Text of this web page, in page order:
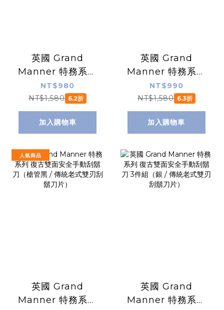
英國 Grand
Manner 特務系列
復古雙面安全手動
刮鬍刀（銀 / 傳統
老式雙刃刮鬍刀
片）
NT$980
NT$1,580 6.2折
加入購物車
英國 Grand
Manner 特務系列
復古雙面安全手動
刮鬍刀（槍鉻 / 傳
統老式雙刃刮鬍刀
片）
NT$990
NT$1,580 6.3折
加入購物車
人氣商品
英國 Grand
Manner 特務系列
英國 Grand
Manner 特務系列